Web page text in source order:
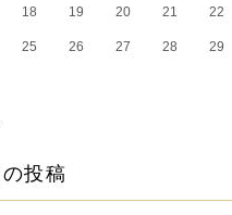
18 19 20 21 22
25 26 27 28 29
投稿